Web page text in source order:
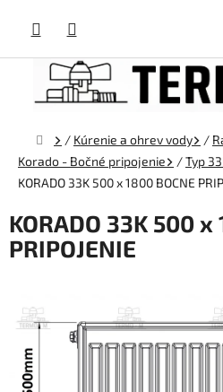
obsah
Domov
/ Kúrenie a ohrev vody /
Korado - Bočné pripojenie
/Typ
KORADO 33K 500 x 1800 BOCNE
KORADO 33K 500 x
PRIPOJENIE